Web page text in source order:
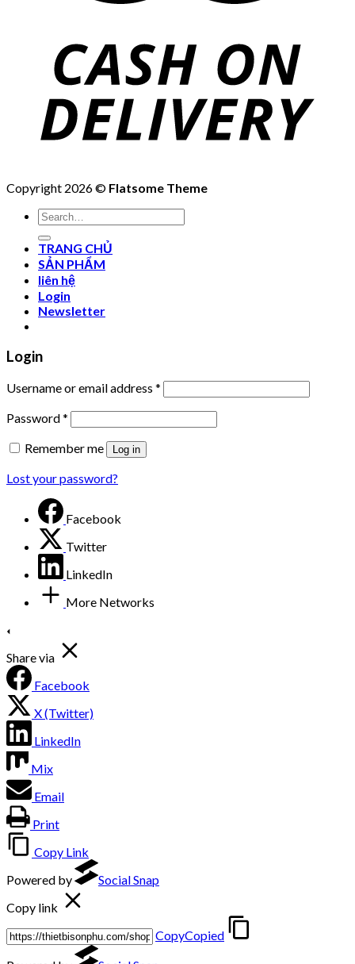
Copyright 2026 © Flatsome Theme
Search
for:
TRANG CHỦ
SẢN PHẨM
liên hệ
Login
Newsletter
Login
Username or email address *
Password*
Remember me
Log in
Lost your password?
Facebook
Twitter
LinkedIn
More Networks
Share via
Facebook
X (Twitter)
LinkedIn
Mix
Email
Print
Copy Link
Powered by
Social Snap
Copy link
CopyCopied